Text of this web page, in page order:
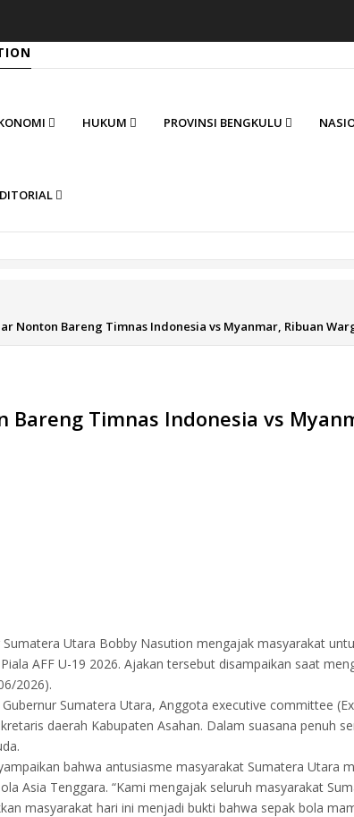
HUKUM PROVINSI BENGKULU
Nonton Bareng Timnas Indonesia vs Myanmar, Ribuan
Bareng Timnas Indonesia vs
Sumatera Utara Bobby Nasution mengajak masyarakat
AFF U-19 2026. Ajakan tersebut disampaikan saat
2026).
Sumatera Utara, Anggota executive committee
daerah Kabupaten Asahan. Dalam suasana
bahwa antusiasme masyarakat Sumatera Utara
Asia Tenggara. “Kami mengajak seluruh masyarakat
masyarakat hari ini menjadi bukti bahwa sepak bola